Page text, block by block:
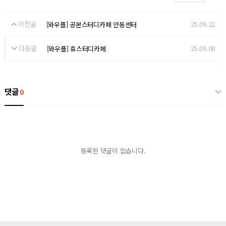
이전글 [와우플] 공본스터디카페 안동센터 25.09.22
다음글 [와우플] 휴스터디카페 25.09.08
댓글0
등록된 댓글이 없습니다.